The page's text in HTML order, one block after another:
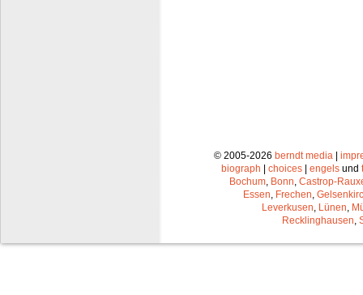
© 2005-2026 berndt media |
biograph | choices | engels und
Bochum Bonn Castrop-
Essen Frechen
Leverkusen Lünen
Recklinghausen